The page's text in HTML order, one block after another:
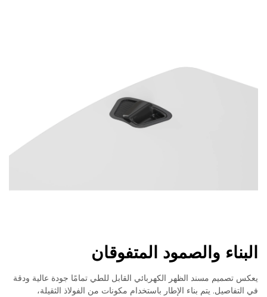
البناء والصمود المتفوقان
يعكس تصميم مسند الظهر الكهربائي القابل للطي تمامًا جودة عالية ودقة
في التفاصيل. يتم بناء الإطار باستخدام مكونات من الفولاذ الثقيلة،